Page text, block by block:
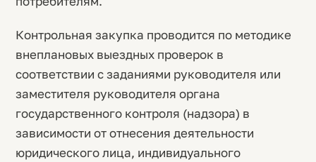
Контрольная закупка проводится по методике
внеплановых выездных проверок в
соответствии с заданиями руководителя или
заместителя руководителя органа
государственного контроля (надзора) в
зависимости от отнесения деятельности
юридического лица, индивидуального